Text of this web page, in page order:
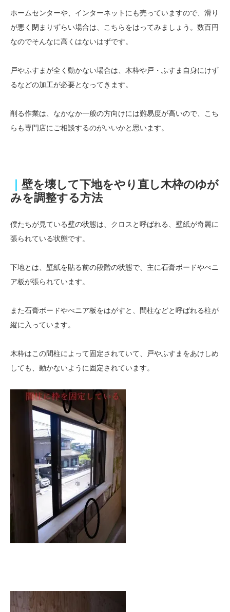
ホームセンターや、インターネットにも売っていますので、滑り
が悪く閉まりずらい場合は、こちらをはってみましょう。数百円
なのでそんなに高くはないはずです。
戸やふすまが全く動かない場合は、木枠や戸・ふすま自身にけず
るなどの加工が必要となってきます。
削る作業は、なかなか一般の方向けには難易度が高いので、こち
らも専門店にご相談するのがいいかと思います。
壁を壊して下地をやり直し木枠のゆが
みを調整する方法
僕たちが見ている壁の状態は、クロスと呼ばれる、壁紙が奇麗に
張られている状態です。
下地とは、壁紙を貼る前の段階の状態で、主に石膏ボードやべニ
ア板が張られています。
また石膏ボードやべニア板をはがすと、間柱などと呼ばれる柱が
縦に入っています。
木枠はこの間柱によって固定されていて、戸やふすまをあけしめ
しても、動かないように固定されています。